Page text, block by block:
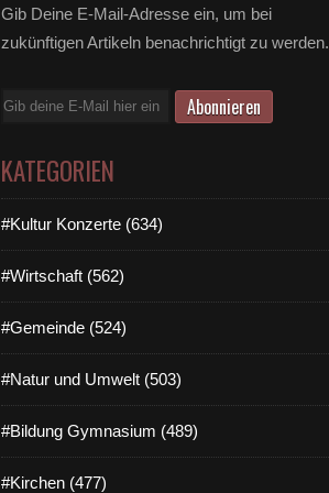
Gib Deine E-Mail-Adresse ein, um bei
zukünftigen Artikeln benachrichtigt zu werden.
E-
KATEGORIEN
#Kultur Konzerte (634)
#Wirtschaft (562)
#Gemeinde (524)
#Natur und Umwelt (503)
#Bildung Gymnasium (489)
#Kirchen (477)